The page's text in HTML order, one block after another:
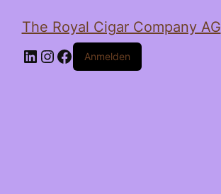
The Royal Cigar Company AG
LinkedIn
Instagram
Facebook
Anmelden